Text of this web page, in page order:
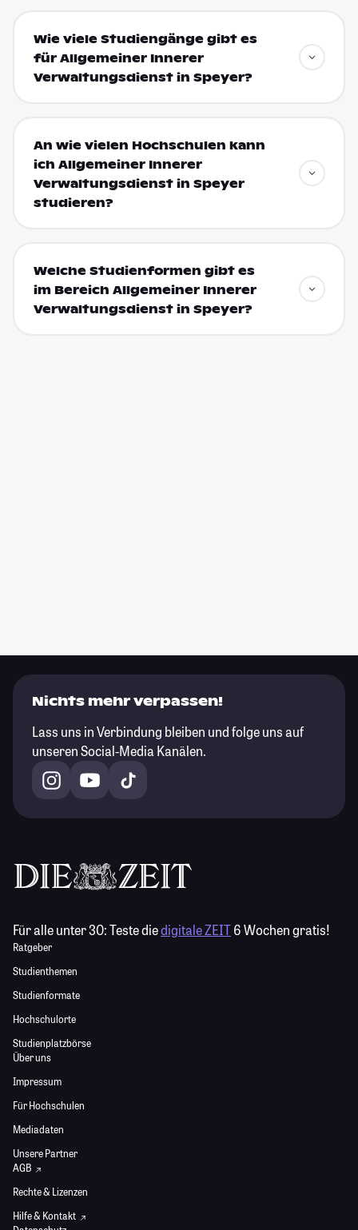
Wie viele Studiengänge gibt es
für Allgemeiner Innerer
Verwaltungsdienst in Speyer?
An wie vielen Hochschulen kann
ich Allgemeiner Innerer
Verwaltungsdienst in Speyer
studieren?
Welche Studienformen gibt es
im Bereich Allgemeiner Innerer
Verwaltungsdienst in Speyer?
Nichts mehr verpassen!
Lass uns in Verbindung bleiben und folge uns auf
unseren Social-Media Kanälen.
Für alle unter 30:Teste diedigitale ZEIT6 Wochen gratis!
Ratgeber
Studienthemen
Studienformate
Hochschulorte
Studienplatzbörse
Über uns
Impressum
Für Hochschulen
Mediadaten
Unsere Partner
AGB
Rechte & Lizenzen
Hilfe & Kontakt